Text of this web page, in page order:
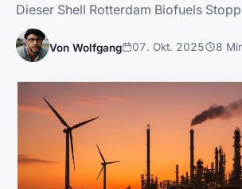
Dieser Shell Rotterdam Biofuels
Von Wolfgang 07. Okt. 2025 8